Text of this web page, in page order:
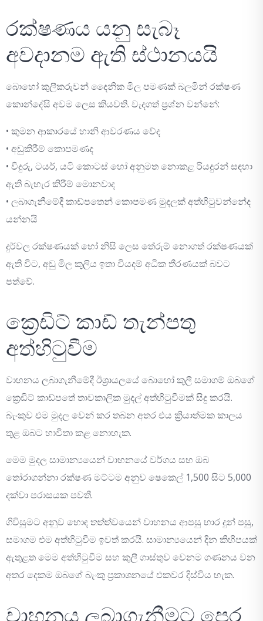
රක්ෂණය යනු සැබෑ
අවදානම ඇති ස්ථානයයි
බොහෝ කුලීකරුවන් දෛනික මිල පමණක් බලමින් රක්ෂණ
කොන්දේසි අවම ලෙස කියවති. වැදගත් ප්‍රශ්න වන්නේ:
• කුමන ආකාරයේ හානි ආවරණය වේද
• අඩුකිරීම් කොපමණද
• වීදුරු, ටයර්, යටි කොටස් හෝ අනුමත නොකළ රියදුරන් සඳහා
ඇති බැහැර කිරීම් මොනවාද
• ලබාගැනීමේදී කාඩ්පතෙන් කොපමණ මුදලක් අත්හිටුවන්නේද
යන්නයි
දුර්වල රක්ෂණයක් හෝ නිසි ලෙස තේරුම් නොගත් රක්ෂණයක්
ඇති විට, අඩු මිල කුලිය ඉතා වියදම් අධික තීරණයක් බවට
පත්වේ.
ක්‍රෙඩිට් කාඩ් තැන්පතු
අත්හිටුවීම
වාහනය ලබාගැනීමේදී ඊශ්‍රායලයේ බොහෝ කුලී සමාගම් ඔබගේ
ක්‍රෙඩිට් කාඩ්පතේ තාවකාලික මුදල් අත්හිටුවීමක් සිදු කරයි.
බැංකුව එම මුදල වෙන් කර තබන අතර එය ක්‍රියාත්මක කාලය
තුළ ඔබට භාවිතා කළ නොහැක.
මෙම මුදල සාමාන්‍යයෙන් වාහනයේ වර්ගය සහ ඔබ
තෝරාගන්නා රක්ෂණ මට්ටම අනුව ෂෙකෙල් 1,500 සිට 5,000
දක්වා පරාසයක පවතී.
ගිවිසුමට අනුව හොඳ තත්ත්වයෙන් වාහනය ආපසු භාර දුන් පසු,
සමාගම එම අත්හිටුවීම ඉවත් කරයි. සාමාන්‍යයෙන් දින කිහිපයක්
ඇතුළත මෙම අත්හිටුවීම සහ කුලී ගාස්තුව වෙනම ගණනය වන
අතර දෙකම ඔබගේ බැංකු ප්‍රකාශනයේ එකවර දිස්විය හැක.